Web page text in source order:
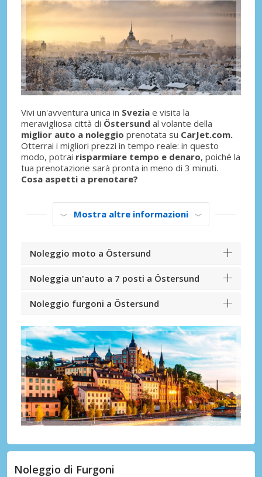
Vivi un'avventura unica in Svezia e visita la
meravigliosa città di Östersund al volante della
miglior auto a noleggio prenotata su CarJet.com.
Otterrai i migliori prezzi in tempo reale: in questo
modo, potrai risparmiare tempo e denaro, poiché la
tua prenotazione sarà pronta in meno di 3 minuti.
Cosa aspetti a prenotare?
Mostra altre informazioni
Noleggio moto a Östersund
Noleggia un'auto a 7 posti a Östersund
Noleggio furgoni a Östersund
Noleggio di Furgoni